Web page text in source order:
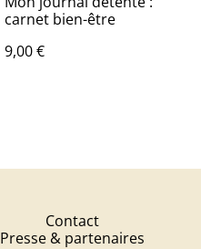
carnet bien-être
9,00 €
Contact
Presse & partenaires